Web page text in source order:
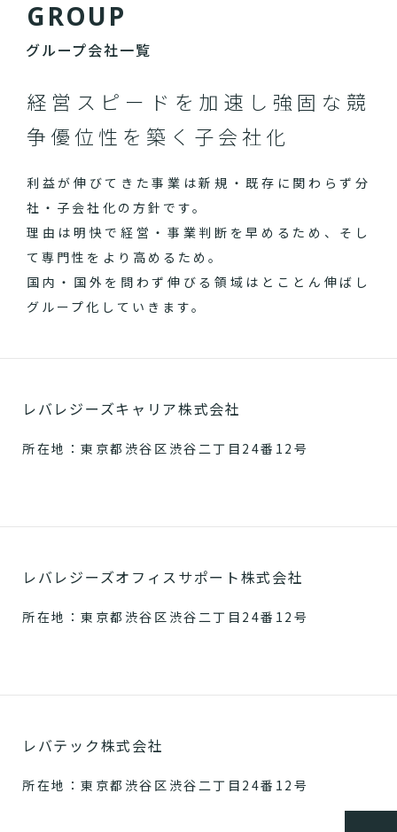
GROUP
グループ会社一覧
経営スピードを加速し 強固な競
争優位性を築く子会社化
利益が伸びてきた事業は新規・既存に関わらず分
社・子会社化の方針です。
理由は明快で経営・事業判断を早めるため、そし
て専門性をより高めるため。
国内・国外を問わず伸びる領域はとことん伸ばし
グループ化していきます。
レバレジーズキャリア株式会社
所在地：東京都渋谷区渋谷二丁目24番12号
レバレジーズオフィスサポート株式会社
所在地：東京都渋谷区渋谷二丁目24番12号
レバテック株式会社
所在地：東京都渋谷区渋谷二丁目24番12号